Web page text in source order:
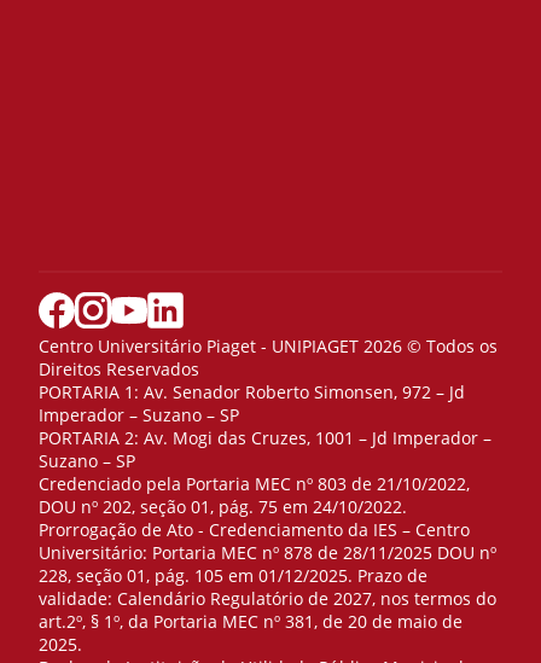
Centro Universitário Piaget - UNIPIAGET 2026 © Todos os
Direitos Reservados
PORTARIA 1: Av. Senador Roberto Simonsen, 972 – Jd
Imperador – Suzano – SP
PORTARIA 2: Av. Mogi das Cruzes, 1001 – Jd Imperador –
Suzano – SP
Credenciado pela Portaria MEC nº 803 de 21/10/2022,
DOU nº 202, seção 01, pág. 75 em 24/10/2022.
Prorrogação de Ato - Credenciamento da IES – Centro
Universitário: Portaria MEC nº 878 de 28/11/2025 DOU nº
228, seção 01, pág. 105 em 01/12/2025. Prazo de
validade: Calendário Regulatório de 2027, nos termos do
art.2º, § 1º, da Portaria MEC nº 381, de 20 de maio de
2025.